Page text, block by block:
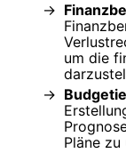
um die
Pläne